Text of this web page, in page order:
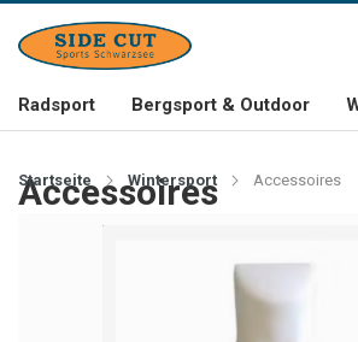
Radsport Bergsport & Outdoor
Startseite Wintersport Accessoires
Accessoires